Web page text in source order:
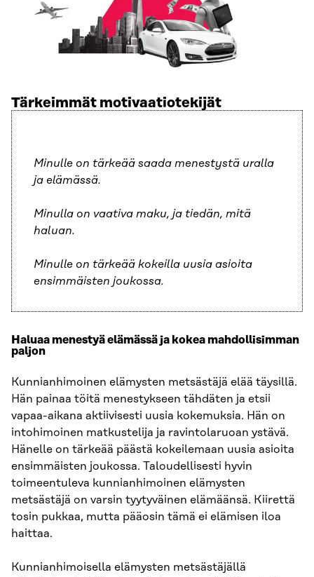
Tärkeimmät motivaatiotekijät
Minulle on tärkeää saada menestystä uralla
ja elämässä.
Minulla on vaativa maku, ja tiedän, mitä
haluan.
Minulle on tärkeää kokeilla uusia asioita
ensimmäisten joukossa.
Haluaa menestyä elämässä ja kokea mahdollisimman
paljon
Kunnianhimoinen elämysten metsästäjä elää täysillä.
Hän painaa töitä menestykseen tähdäten ja etsii
vapaa-aikana aktiivisesti uusia kokemuksia. Hän on
intohimoinen matkustelija ja ravintolaruoan ystävä.
Hänelle on tärkeää päästä kokeilemaan uusia asioita
ensimmäisten joukossa. Taloudellisesti hyvin
toimeentuleva kunnianhimoinen elämysten
metsästäjä on varsin tyytyväinen elämäänsä. Kiirettä
tosin pukkaa, mutta pääosin tämä ei elämisen iloa
haittaa.
Kunnianhimoisella elämysten metsästäjällä